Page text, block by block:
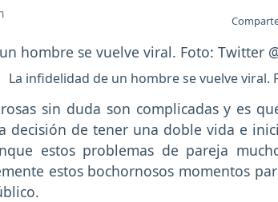
La infidelidad de un hombre se vuelve viral.
sin duda son complicadas y es
decisión de tener una doble vida e
estos problemas de pareja
estos bochornosos momentos